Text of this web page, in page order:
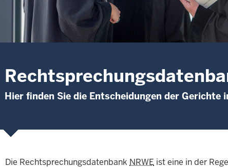
Hier finden Sie die Entscheidungen der Gerichte
Die Rechtsprechungsdatenbank NRWE ist eine in der